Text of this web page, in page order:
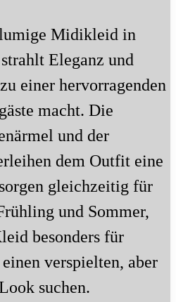
Midikleid in
Eleganz und
einer hervorragenden
macht. Die
und der
dem Outfit eine
gleichzeitig für
und Sommer,
besonders für
verspielten, aber
suchen.